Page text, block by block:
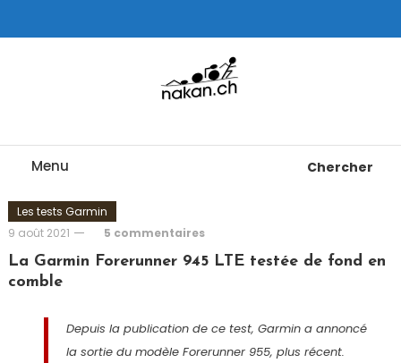
To
Menu Chercher
Les tests Garmin
9 août 2021
5 commentaires
La Garmin Forerunner 945 LTE testée de fond en
comble
Depuis la publication de ce test, Garmin a annoncé
la sortie du modèle Forerunner 955, plus récent.